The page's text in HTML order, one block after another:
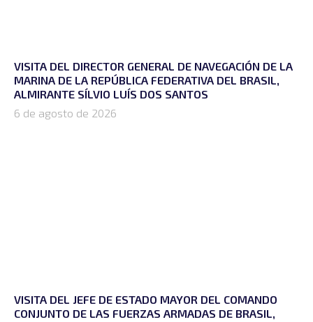
VISITA DEL DIRECTOR GENERAL DE NAVEGACIÓN DE LA
MARINA DE LA REPÚBLICA FEDERATIVA DEL BRASIL,
ALMIRANTE SÍLVIO LUÍS DOS SANTOS
6 de agosto de 2026
VISITA DEL JEFE DE ESTADO MAYOR DEL COMANDO
CONJUNTO DE LAS FUERZAS ARMADAS DE BRASIL,